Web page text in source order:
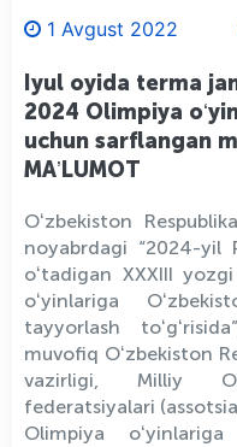
1 Avgust 2022
Iyul oyida terma
2024 Olimpiya
uchun sarflangan
MAʼLUMOT
Oʻzbekiston
noyabrdagi “2024-yil
oʻtadigan XXXIII
oʻyinlariga
tayyorlash
muvofiq Oʻzbekiston
vazirligi, Milliy
federatsiyalari
Olimpiya